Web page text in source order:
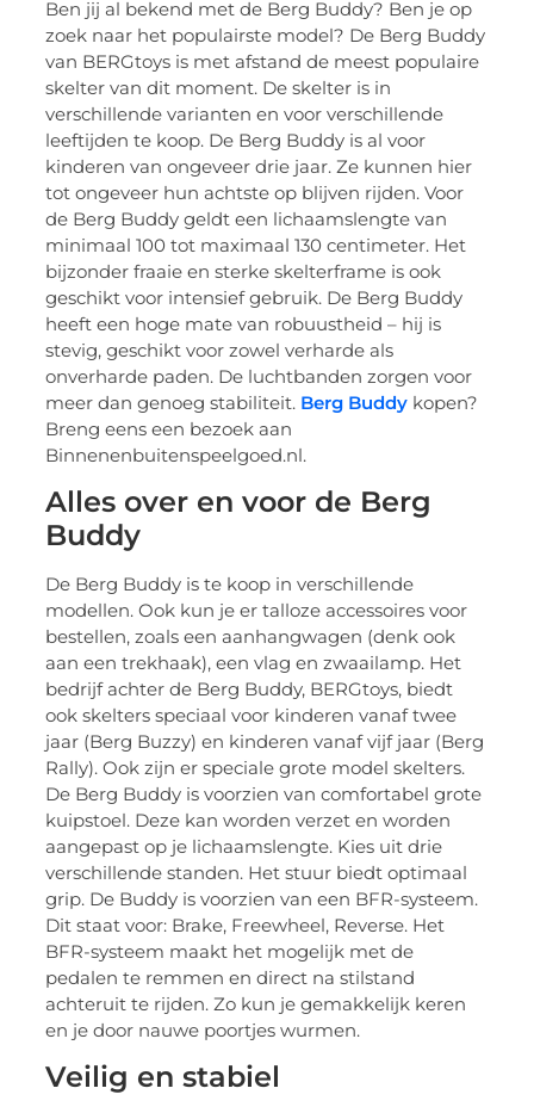
Ben jij al bekend met de Berg Buddy? Ben je op
zoek naar het populairste model? De Berg Buddy
van BERGtoys is met afstand de meest populaire
skelter van dit moment. De skelter is in
verschillende varianten en voor verschillende
leeftijden te koop. De Berg Buddy is al voor
kinderen van ongeveer drie jaar. Ze kunnen hier
tot ongeveer hun achtste op blijven rijden. Voor
de Berg Buddy geldt een lichaamslengte van
minimaal 100 tot maximaal 130 centimeter. Het
bijzonder fraaie en sterke skelterframe is ook
geschikt voor intensief gebruik. De Berg Buddy
heeft een hoge mate van robuustheid – hij is
stevig, geschikt voor zowel verharde als
onverharde paden. De luchtbanden zorgen voor
meer dan genoeg stabiliteit. Berg Buddy kopen?
Breng eens een bezoek aan
Binnenenbuitenspeelgoed.nl.
Alles over en voor de Berg
Buddy
De Berg Buddy is te koop in verschillende
modellen. Ook kun je er talloze accessoires voor
bestellen, zoals een aanhangwagen (denk ook
aan een trekhaak), een vlag en zwaailamp. Het
bedrijf achter de Berg Buddy, BERGtoys, biedt
ook skelters speciaal voor kinderen vanaf twee
jaar (Berg Buzzy) en kinderen vanaf vijf jaar (Berg
Rally). Ook zijn er speciale grote model skelters.
De Berg Buddy is voorzien van comfortabel grote
kuipstoel. Deze kan worden verzet en worden
aangepast op je lichaamslengte. Kies uit drie
verschillende standen. Het stuur biedt optimaal
grip. De Buddy is voorzien van een BFR-systeem.
Dit staat voor: Brake, Freewheel, Reverse. Het
BFR-systeem maakt het mogelijk met de
pedalen te remmen en direct na stilstand
achteruit te rijden. Zo kun je gemakkelijk keren
en je door nauwe poortjes wurmen.
Veilig en stabiel